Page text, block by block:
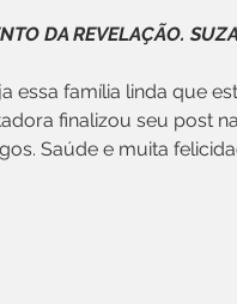
DA REVELAÇÃO.
finalizou seu post
Saúde e muita